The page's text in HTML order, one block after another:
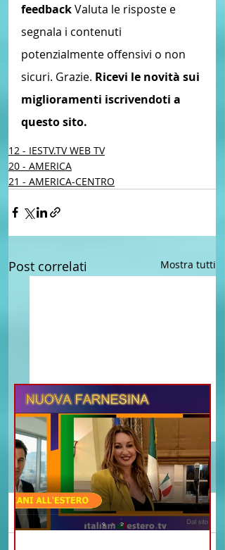
feedback Valuta le risposte e
segnala i contenuti
potenzialmente offensivi o non
sicuri. Grazie. Ricevi le novità sui
miglioramenti iscrivendoti a
questo sito.
12 - IESTV.TV WEB TV
20 - AMERICA
21 - AMERICA-CENTRO
Post correlati Mostra tutti
Commenti